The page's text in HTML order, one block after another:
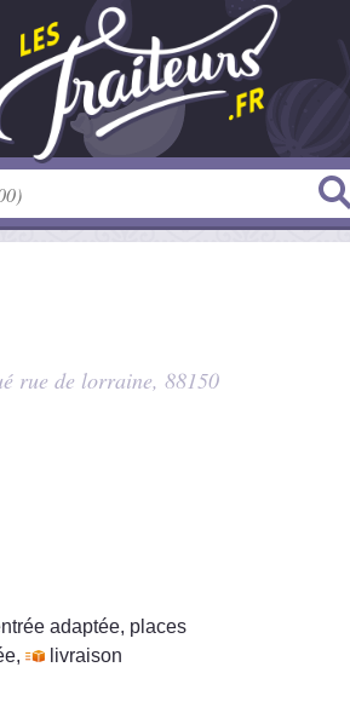
rue de lorraine, 88150
adaptée, places
,
livraison